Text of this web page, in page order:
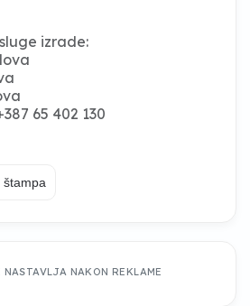
izrade:
65 402 130
štampa
NAKON REKLAME